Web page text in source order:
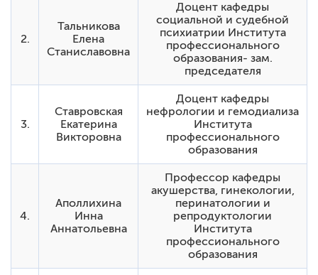
2.
Тальникова
Елена
Станиславовна
Доцент кафедры
социальной и судебной
психиатрии Института
профессионального
образования- зам.
председателя
3.
Ставровская
Екатерина
Викторовна
Доцент кафедры
нефрологии и гемодиализа
Института
профессионального
образования
4.
Аполлихина
Инна
Аннатольевна
Профессор кафедры
акушерства, гинекологии,
перинатологии и
репродуктологии
Института
профессионального
образования